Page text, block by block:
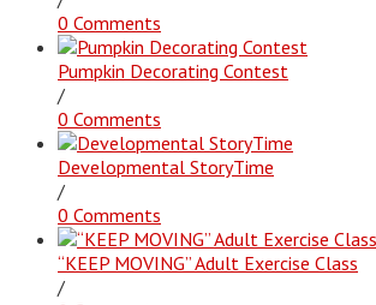
0 Comments
Pumpkin Decorating Contest
/
0 Comments
Developmental StoryTime
/
0 Comments
“KEEP MOVING” Adult Exercise Class
/